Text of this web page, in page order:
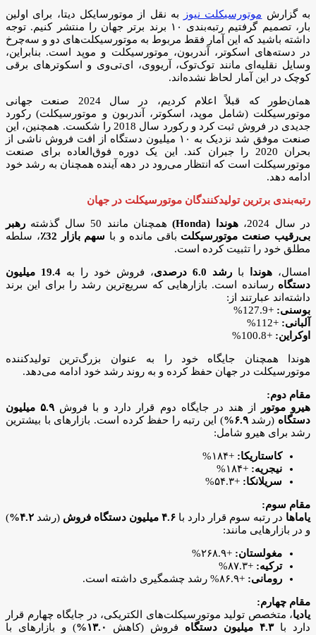
به گزارش موتورسیکلت نیوز
به نقل از موتورسایکل دیتا، برای اولین
بار، تصمیم گرفتیم رتبه‌بندی ۱۰ برند برتر جهان را منتشر کنیم. توجه
داشته باشید که این آمار فقط مربوط به موتورسیکلت‌های دو و سه‌چرخ
در دسته‌های اسکوتر، آندربون، موتورسیکلت و موپد است. بنابراین،
وسایل نقلیه‌ای مانند توک‌توک، آریووی، ای‌تی‌وی و اسکوترهای برقی
کوچک در این آمار لحاظ نشده‌اند.
همان‌طور که قبلاً اعلام کردیم، در سال 2024 صنعت جهانی
موتورسیکلت (شامل موپد، اسکوتر، آندربون و موتورسیکلت) رکورد
جدیدی در فروش ثبت کرد و رکورد سال 2018 را شکست. همچنین، این
صنعت موفق شد نزدیک به ۱۰ میلیون دستگاه از افت فروش ناشی از
بحران 2020 را جبران کند. این یک دوره فوق‌العاده برای صنعت
موتورسیکلت است که انتظار می‌رود در دهه آینده همچنان به رشد خود
ادامه دهد.
رتبه‌بندی برترین تولیدکنندگان موتورسیکلت در جهان
در سال 2024، هوندا (Honda) همچنان مانند 50 سال گذشته
رهبر
بی‌رقیب صنعت موتورسیکلت باقی مانده و با سهم بازار 32٪
، سلطه
مطلق خود را تثبیت کرده است.
امسال، هوندا با رشد 6.0 درصدی ، فروش خود را به
19.4 میلیون
دستگاه رسانده است. بازارهایی که سریع‌ترین رشد را برای این برند
داشته‌اند عبارتند از:
بوسنی: +127.9%
آلبانی: +112%
اوکراین: +100.8%
هوندا همچنان جایگاه خود را به عنوان بزرگ‌ترین تولیدکننده
موتورسیکلت در جهان حفظ کرده و به روند رشد خود ادامه می‌دهد.
مقام دوم:
هیرو موتور
از هند در جایگاه دوم قرار دارد و با فروش
۵.۹ میلیون
دستگاه (رشد۶.۹%
) این رتبه را حفظ کرده است. بازارهای با بیشترین
رشد برای هیرو شامل:
کاستاریکا: +۱۸۴%
نیجریه: +۱۸۴%
سریلانکا: +۵۴.۳%
مقام سوم:
یاماها در رتبه سوم قرار دارد با ۴.۶ میلیون دستگاه فروش (رشد ۴.۲%
)
و در بازارهایی مانند:
مغولستان: +۲۶۸.۹%
ترکیه: +۸۷.۳%
رومانی: +۸۶.۹% رشد چشمگیری داشته است.
مقام چهارم:
یادیا، متخصص تولید موتورسیکلت‌های الکتریکی، در جایگاه چهارم قرار
دارد با۴.۳ میلیون دستگاه فروش (کاهش ۱۳.۰%
) و بازارهای با